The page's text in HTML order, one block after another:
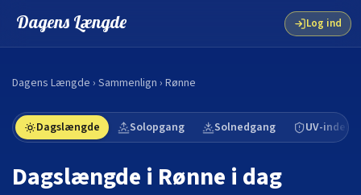
Dagens Længde Log ind
Dagens Længde › Sammenlign › Rønne
Dagslængde Solopgang Solnedgang UV-indeks
Dagslængde i Rønne i dag